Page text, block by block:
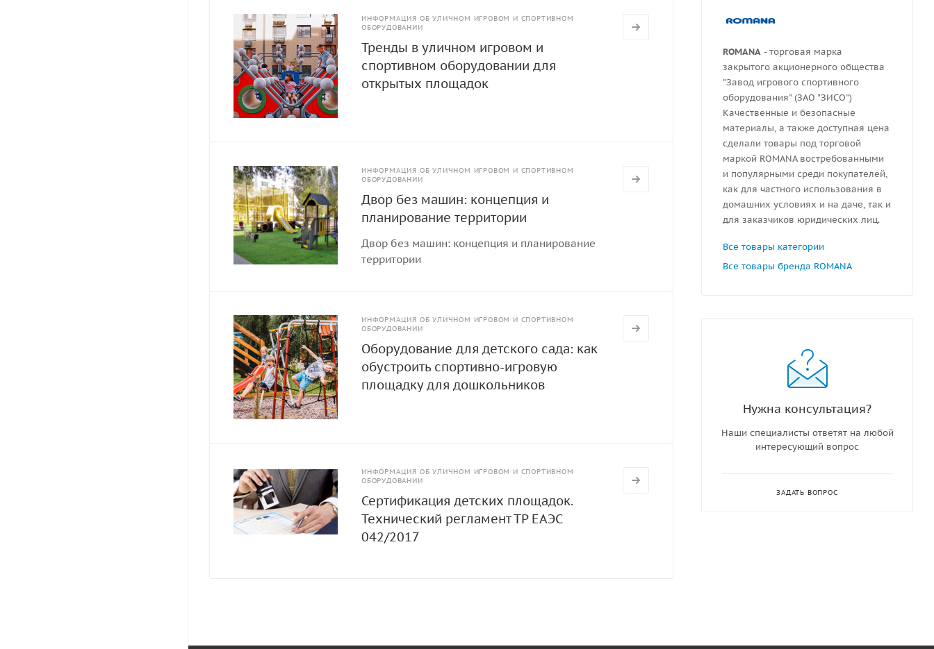
ИНФОРМАЦИЯ ОБ УЛИЧНОМ ИГРОВОМ И СПОРТИВНОМ
ОБОРУДОВАНИИ
Тренды в уличном игровом и
спортивном оборудовании для
открытых площадок
ИНФОРМАЦИЯ ОБ УЛИЧНОМ ИГРОВОМ И СПОРТИВНОМ
ОБОРУДОВАНИИ
Двор без машин: концепция и
планирование территории
Двор без машин: концепция и планирование
территории
ИНФОРМАЦИЯ ОБ УЛИЧНОМ ИГРОВОМ И СПОРТИВНОМ
ОБОРУДОВАНИИ
Оборудование для детского сада: как
обустроить спортивно-игровую
площадку для дошкольников
ИНФОРМАЦИЯ ОБ УЛИЧНОМ ИГРОВОМ И СПОРТИВНОМ
ОБОРУДОВАНИИ
Сертификация детских площадок.
Технический регламент ТР ЕАЭС
042/2017
ROMANA - торговая марка
закрытого акционерного общества
"Завод игрового спортивного
оборудования" (ЗАО "ЗИСО")
Качественные и безопасные
материалы, а также доступная цена
сделали товары под торговой
маркой ROMANA востребованными
и популярными среди покупателей,
как для частного использования в
домашних условиях и на даче, так и
для заказчиков юридических лиц.
Все товары категории
Все товары бренда ROMANA
Нужна консультация?
Наши специалисты ответят на любой
интересующий вопрос
ЗАДАТЬ ВОПРОС